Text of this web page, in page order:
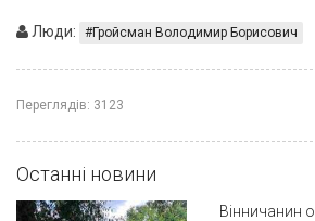
Люди: Гройсман Володимир Борисович
Переглядів: 3123
Останні новини
Вінничанин